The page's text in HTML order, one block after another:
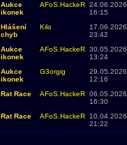
Aukce
ikonek
AFoS.HackeR 24.06.2026
16:15
Hlášení
chyb
Kilo
17.06.2026
23:42
Aukce
ikonek
AFoS.HackeR 30.05.2026
13:24
Aukce
ikonek
G3orgig
29.05.2026
12:16
Rat Race
AFoS.HackeR 06.05.2026
16:30
Rat Race
AFoS.HackeR
10.04.2026
21:22